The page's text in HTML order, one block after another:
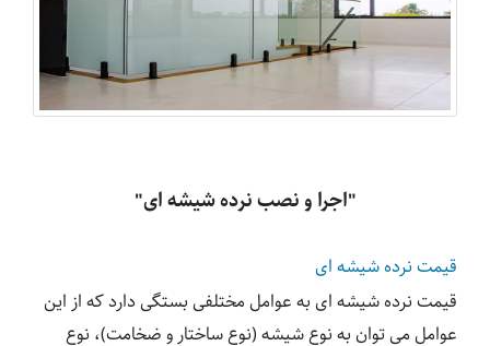
اجرا و نصب نرده شیشه ای
قیمت نرده شیشه ای
قیمت نرده شیشه ای به عوامل مختلفی بستگی دارد که از این
عوامل می توان به نوع شیشه (نوع ساختار و ضخامت)، نوع